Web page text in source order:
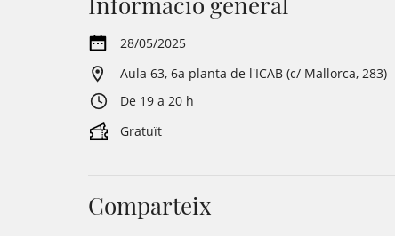
28/05/2025
Aula 63, 6a planta de l'ICAB (c/ Mallorca, 283)
De 19 a 20 h
Gratuït
Comparteix